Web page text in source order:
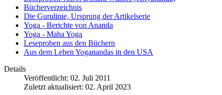
Bücherverzeichnis
Die Gurulinie, Ursprung der Artikelserie
Yoga - Berichte von Ananda
Yoga - Maha Yoga
Leseproben aus den Büchern
Aus dem Leben Yoganandas in den USA
Details
Veröffentlicht: 02. Juli 2011
Zuletzt aktualisiert: 02. April 2023